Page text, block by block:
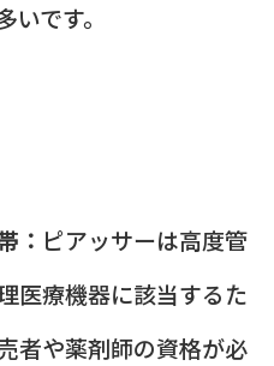
です。
： ピアッサーは高度管
医療機器に該当するた
者や薬剤師の資格が必